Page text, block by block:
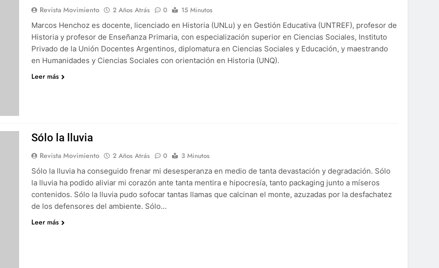
Revista Movimiento 2 Años Atrás 0
15 Minutos
Marcos Henchoz es docente, licenciado en Historia (UNLu) y en Gestión Educativa (UNTREF), profesor de
Historia y profesor de Enseñanza Primaria, con especialización superior en Ciencias Sociales, Instituto
Privado de la Unión Docentes Argentinos, diplomatura en Ciencias Sociales y Educación, y maestrando
en Humanidades y Ciencias Sociales con orientación en Historia (UNQ).
Leer más
Sólo la lluvia
Revista Movimiento 2 Años Atrás 0
3 Minutos
Sólo la lluvia ha conseguido frenar mi desesperanza en medio de tanta devastación y degradación. Sólo
la lluvia ha podido aliviar mi corazón ante tanta mentira e hipocresía, tanto packaging junto a míseros
contenidos. Sólo la lluvia pudo sofocar tantas llamas que calcinan el monte, azuzadas por la desfachatez
de los defensores del ambiente. Sólo…
Leer más